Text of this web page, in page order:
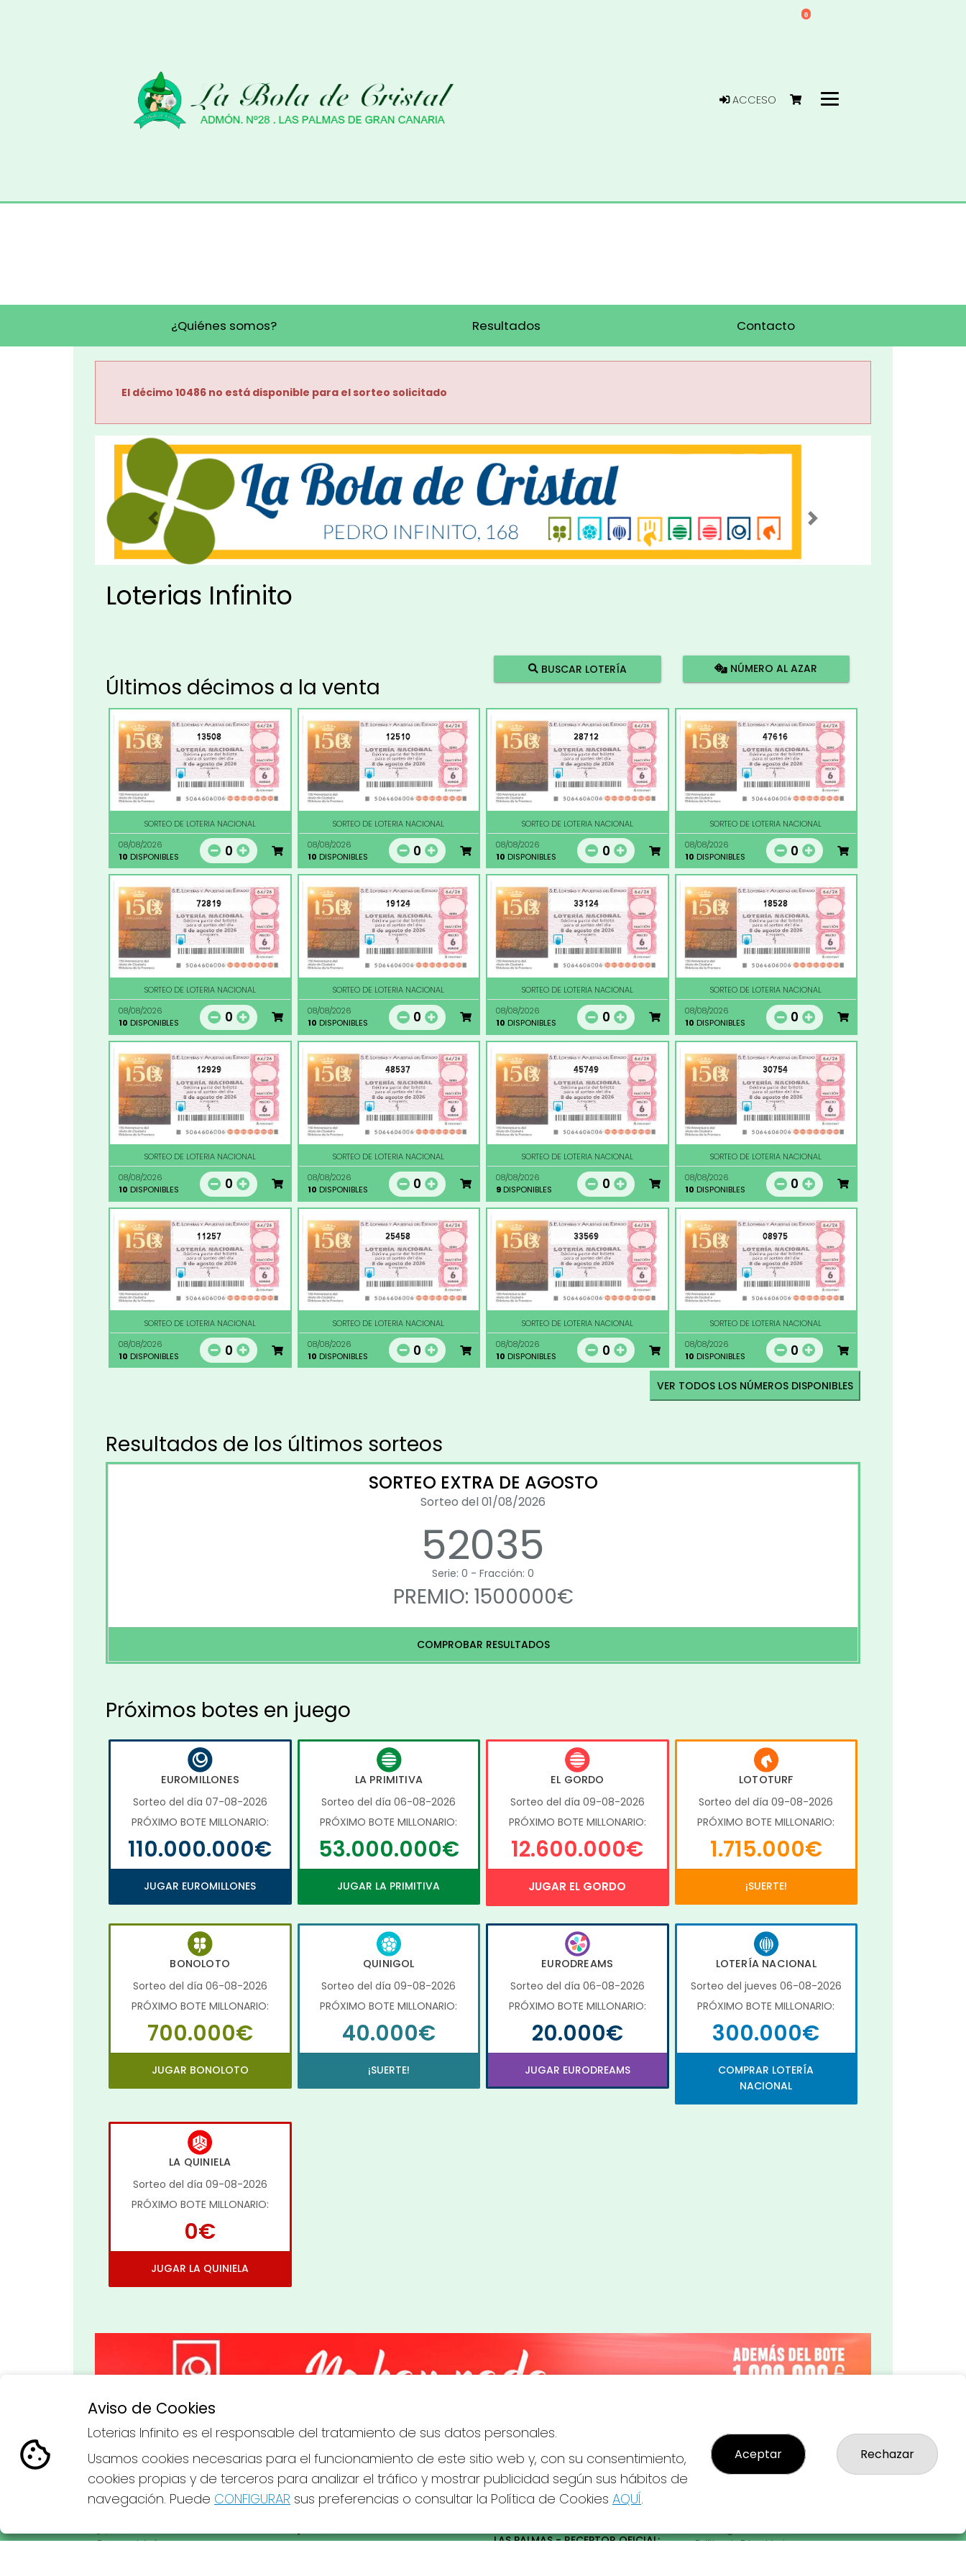
ACCESO
0
¿Quiénes somos? Resultados Contacto
El décimo 10486 no está disponible para el sorteo solicitado
Imagen anterior Imagen siguiente
Loterias Infinito
Últimos décimos a la venta
BUSCAR LOTERÍA NÚMERO AL AZAR
13508
SORTEO DE LOTERIA NACIONAL
08/08/2026
10 DISPONIBLES 0
12510
SORTEO DE LOTERIA NACIONAL
08/08/2026
10 DISPONIBLES 0
28712
SORTEO DE LOTERIA NACIONAL
08/08/2026
10 DISPONIBLES 0
47616
SORTEO DE LOTERIA NACIONAL
08/08/2026
10 DISPONIBLES 0
72819
SORTEO DE LOTERIA NACIONAL
08/08/2026
10 DISPONIBLES 0
19124
SORTEO DE LOTERIA NACIONAL
08/08/2026
10 DISPONIBLES 0
33124
SORTEO DE LOTERIA NACIONAL
08/08/2026
10 DISPONIBLES 0
18528
SORTEO DE LOTERIA NACIONAL
08/08/2026
10 DISPONIBLES 0
12929
SORTEO DE LOTERIA NACIONAL
08/08/2026
10 DISPONIBLES 0
48537
SORTEO DE LOTERIA NACIONAL
08/08/2026
10 DISPONIBLES 0
45749
SORTEO DE LOTERIA NACIONAL
08/08/2026
9 DISPONIBLES 0
30754
SORTEO DE LOTERIA NACIONAL
08/08/2026
10 DISPONIBLES 0
11257
SORTEO DE LOTERIA NACIONAL
08/08/2026
10 DISPONIBLES 0
25458
SORTEO DE LOTERIA NACIONAL
08/08/2026
10 DISPONIBLES 0
33569
SORTEO DE LOTERIA NACIONAL
08/08/2026
10 DISPONIBLES 0
08975
SORTEO DE LOTERIA NACIONAL
08/08/2026
10 DISPONIBLES 0
VER TODOS LOS NÚMEROS DISPONIBLES
Resultados de los últimos sorteos
SORTEO EXTRA DE AGOSTO
Sorteo del 01/08/2026
52035
Serie: 0 - Fracción: 0
PREMIO: 1500000€
COMPROBAR RESULTADOS
Próximos botes en juego
EUROMILLONES
Sorteo del día 07-08-2026
PRÓXIMO BOTE MILLONARIO:
110.000.000€
JUGAR EUROMILLONES
LA PRIMITIVA
Sorteo del día 06-08-2026
PRÓXIMO BOTE MILLONARIO:
53.000.000€
JUGAR LA PRIMITIVA
EL GORDO
Sorteo del día 09-08-2026
PRÓXIMO BOTE MILLONARIO:
12.600.000€
JUGAR EL GORDO
LOTOTURF
Sorteo del día 09-08-2026
PRÓXIMO BOTE MILLONARIO:
1.715.000€
¡SUERTE!
BONOLOTO
Sorteo del día 06-08-2026
PRÓXIMO BOTE MILLONARIO:
700.000€
JUGAR BONOLOTO
QUINIGOL
Sorteo del día 09-08-2026
PRÓXIMO BOTE MILLONARIO:
40.000€
¡SUERTE!
EURODREAMS
Sorteo del día 06-08-2026
PRÓXIMO BOTE MILLONARIO:
20.000€
JUGAR EURODREAMS
LOTERÍA NACIONAL
Sorteo del jueves 06-08-2026
PRÓXIMO BOTE MILLONARIO:
300.000€
COMPRAR LOTERÍA
NACIONAL
LA QUINIELA
Sorteo del día 09-08-2026
PRÓXIMO BOTE MILLONARIO:
0€
JUGAR LA QUINIELA
LOTERIAS INFINITO
Comprar lotería
REDES SOCIALES CONTACTO
LAS PALMAS - RECEPTOR OFICIAL:
Política de Privacidad
Aviso de Cookies
Loterias Infinito es el responsable del tratamiento de sus datos personales.
Usamos cookies necesarias para el funcionamiento de este sitio web y, con su consentimiento,
cookies propias y de terceros para analizar el tráfico y mostrar publicidad según sus hábitos de
navegación. Puede CONFIGURAR sus preferencias o consultar la Política de Cookies AQUÍ.
Aceptar Rechazar